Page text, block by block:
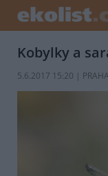
Kobylky a
5.6.2017 15:20 |